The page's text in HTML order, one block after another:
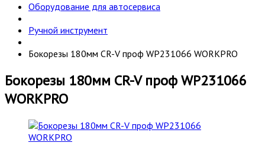
Оборудование для автосервиса
Ручной инструмент
Бокорезы 180мм CR-V проф WP231066 WORKPRO
Бокорезы 180мм CR-V проф WP231066
WORKPRO